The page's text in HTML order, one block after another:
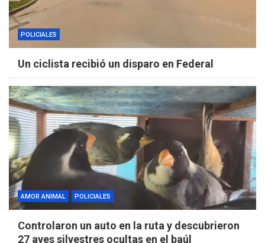
POLICIALES
Un ciclista recibió un disparo en Federal
AMOR ANIMAL POLICIALES
Controlaron un auto en la ruta y descubrieron
27 aves silvestres ocultas en el baúl